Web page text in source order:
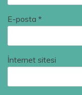
E-posta *
İnternet sitesi